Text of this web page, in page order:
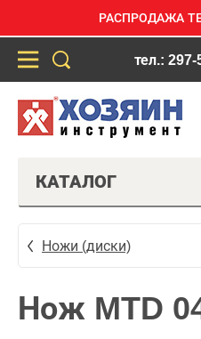
РАСПРОДАЖА
тел.: 297-
КАТАЛОГ
Ножи (диски)
Нож MTD